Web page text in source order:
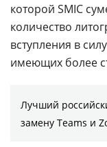
которой SMIC
количество
вступления в
имеющих более
Лучший
замену Teams и